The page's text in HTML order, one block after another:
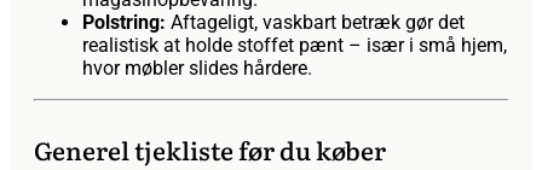
Polstring: Aftageligt, vaskbart betræk gør det
realistisk at holde stoffet pænt – især i små hjem,
hvor møbler slides hårdere.
Generel tjekliste før du køber